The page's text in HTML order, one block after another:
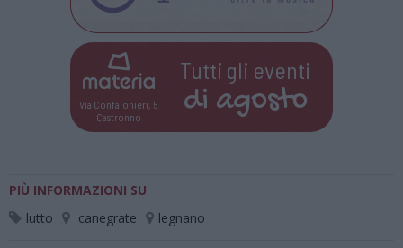
Via Confalonieri, 5
Castronno
Tutti gli eventi
di agosto
PIÙ INFORMAZIONI SU
lutto
canegrate legnano